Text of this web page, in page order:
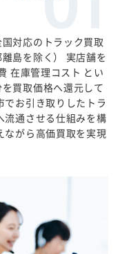
対応のトラック買取
島を除く） 実店舗を
在庫管理コスト とい
買取価格へ還元して
でお引き取りしたトラ
流通させる仕組みを構
ながら高価買取を実現